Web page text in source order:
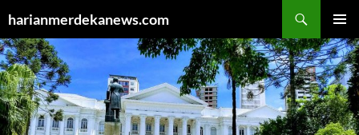
harianmerdekanews.com
MENU
UTAMA
KE
ISI